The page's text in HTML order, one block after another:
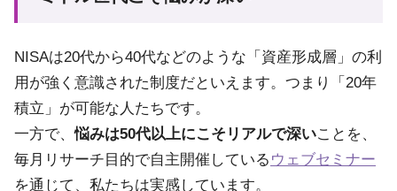
NISAは20代から40代などのような「資産形成層」の利
用が強く意識された制度だといえます。つまり「20年
積立」が可能な人たちです。
一方で、悩みは50代以上にこそリアルで深いことを、
毎月リサーチ目的で自主開催している ウェブセミナー
を通じて、私たちは実感しています。